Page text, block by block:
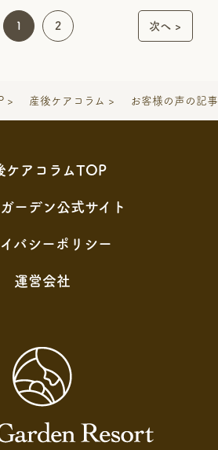
投
稿
ペ
ー
送
1 2 次へ
産後ケアコラム お客様の声の記
ケアコラムTOP
ーデン公式サイト
バシーポリシー
運営会社